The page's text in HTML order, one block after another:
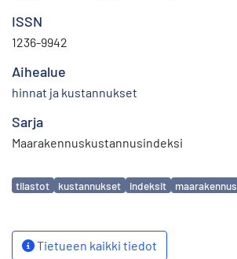
ISSN
1236-9942
Aihealue
hinnat ja kustannukset
Sarja
Maarakennuskustannusindeksi
Avainsanat
tilastot kustannukset indeksit maarakennus
Tietueen kaikki tiedot